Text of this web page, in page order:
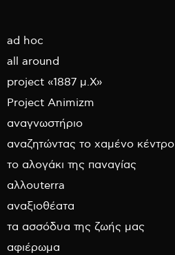
ad hoc
all around
project «1887 μ.Χ»
Project Animizm
αναγνωστήριο
αναζητώντας το χαμένο κέντρο
το αλογάκι της παναγίας
αλλουterra
αναξιοθέατα
τα ασσόδυα της ζωής μας
αφιέρωμα